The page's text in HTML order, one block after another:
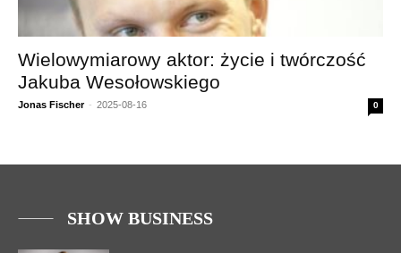
Wielowymiarowy aktor: życie i twórczość
Jakuba Wesołowskiego
Jonas Fischer - 2025-08-16 0
SHOW BUSINESS